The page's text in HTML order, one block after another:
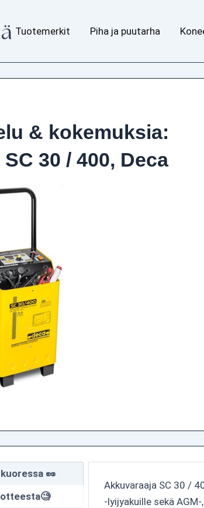
Tuotemerkit Piha ja puutarha
& kokemuksia:
30 / 400, Deca
🥜
Akkuvaraaja SC 30 /
-lyijyakuille sekä